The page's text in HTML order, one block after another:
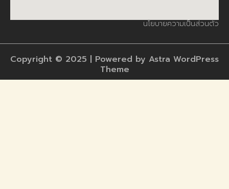
นโยบายความเป็นส่วนตัว
Copyright © 2025 | Powered by Astra WordPress
Theme